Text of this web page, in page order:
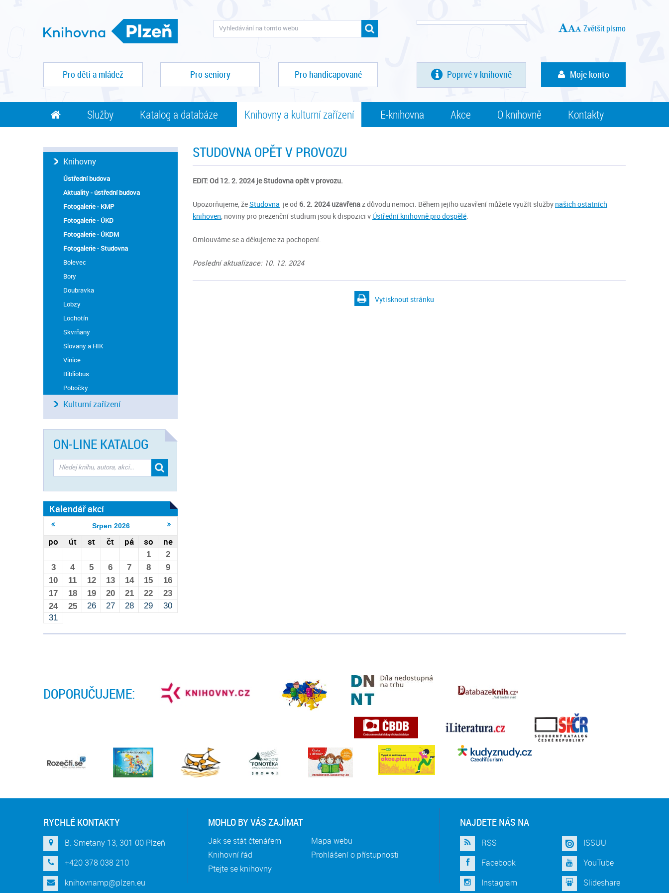
Zvětšit písmo
Pro děti a mládež Pro seniory Pro handicapované Poprvé v knihovně Moje konto
Služby Katalog a databáze Knihovny a kulturní zařízení E-knihovna Akce O knihovně Kontakty
STUDOVNA OPĚT V PROVOZU
EDIT: Od 12. 2. 2024 je Studovna opět v provozu.
Upozorňujeme, žeStudovna je od 6. 2. 2024uzavřenaz důvodu nemoci. Během jejího uzavření můžete využít služby našich ostatních
knihoven, noviny pro prezenční studium jsou k dispozici v Ústřední knihovně pro dospělé.
Omlouváme se a děkujeme za pochopení.
Poslední aktualizace: 10. 12. 2024
Vytisknout stránku
Knihovny
Ústřední budova
Aktuality - ústřední budova
Fotogalerie - KMP
Fotogalerie - ÚKD
Fotogalerie - ÚKDM
Fotogalerie - Studovna
Bolevec
Bory
Doubravka
Lobzy
Lochotín
Skvrňany
Slovany a HIK
Vinice
Bibliobus
Pobočky
Kulturní zařízení
ON-LINE KATALOG
Kalendář akcí
Srpen 2026
po út st čt pá so ne
1
2
3
4 5 6 7 8
9
10
11 12 13 14 15
16
17
18 19 20 21 22
23
24
25 26 27 28 29
30
31
DOPORUČUJEME:
RYCHLÉ KONTAKTY
B. Smetany 13, 301 00 Plzeň
+420 378 038 210
knihovnamp@plzen.eu
MOHLO BY VÁS ZAJÍMAT
Jak se stát čtenářem
Knihovní řád
Ptejte se knihovny
Mapa webu
Prohlášení o přístupnosti
NAJDETE NÁS NA
RSS
Facebook
Instagram
ISSUU
YouTube
Slideshare